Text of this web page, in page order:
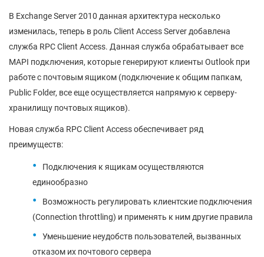
В Exchange Server 2010 данная архитектура несколько
изменилась, теперь в роль Client Access Server добавлена
служба RPC Client Access. Данная служба обрабатывает все
MAPI подключения, которые генерируют клиенты Outlook при
работе с почтовым ящиком (подключение к общим папкам,
Public Folder, все еще осуществляется напрямую к серверу-
хранилищу почтовых ящиков).
Новая служба RPC Client Access обеспечивает ряд
преимуществ:
Подключения к ящикам осуществляются
единообразно
Возможность регулировать клиентские подключения
(Connection throttling) и применять к ним другие правила
Уменьшение неудобств пользователей, вызванных
отказом их почтового сервера